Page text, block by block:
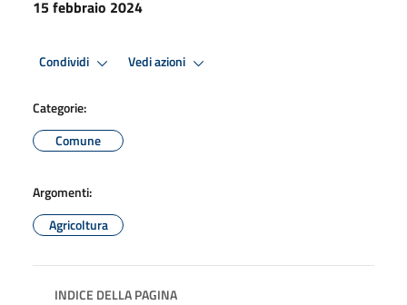
15 febbraio 2024
Condividi Vedi azioni
Categorie:
Comune
Argomenti:
Agricoltura
INDICE DELLA PAGINA